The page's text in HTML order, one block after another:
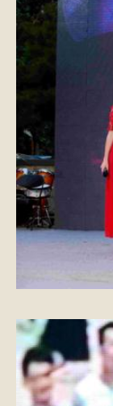
郑州大学